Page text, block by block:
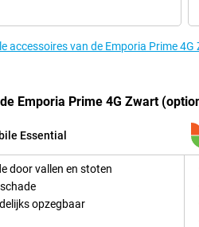
accessoires van de Emporia Prime 4G
Emporia Prime 4G Zwart
Essential
door vallen en stoten
opzegbaar